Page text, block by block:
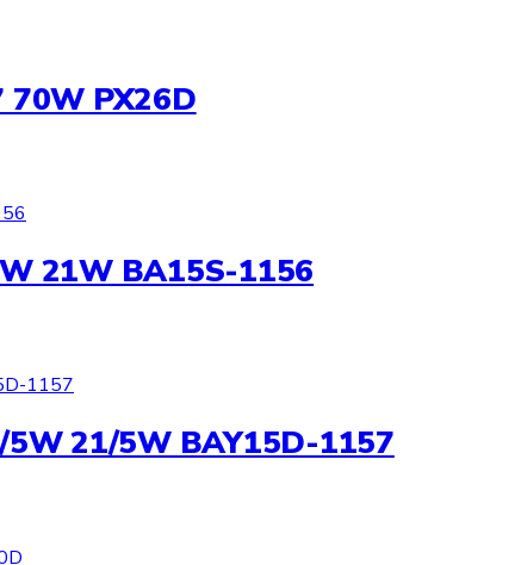
70W PX26D
21W BA15S-1156
5W 21/5W BAY15D-1157